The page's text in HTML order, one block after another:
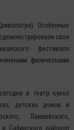
Особенные
свои
фестиваля
физическими
в театр кукол
детских домов и
Лаишевского,
и Сабинского районов